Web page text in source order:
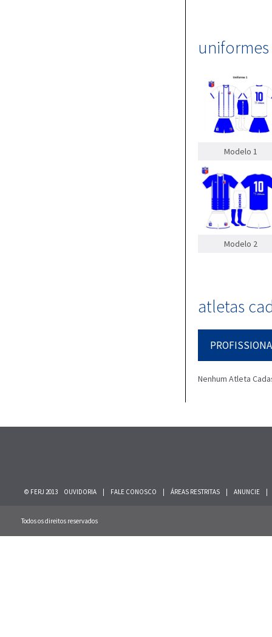
uniformes
Modelo 1
Modelo 2
atletas
Nenhum Atleta
© FERJ 2013 OUVIDORIA | FALE CONOSCO | ÁREAS RESTRITAS | ANUNCIE |
Todos os direitos reservados